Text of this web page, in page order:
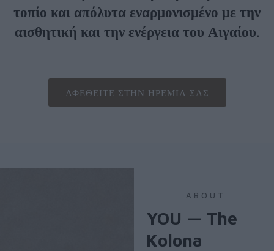
τοπίο και απόλυτα εναρμονισμένο με την
αισθητική και την ενέργεια του Αιγαίου.
ΑΦΕΘΕΊΤΕ ΣΤΗΝ ΗΡΕΜΊΑ ΣΑΣ
ABOUT
YOU — The
Kolona